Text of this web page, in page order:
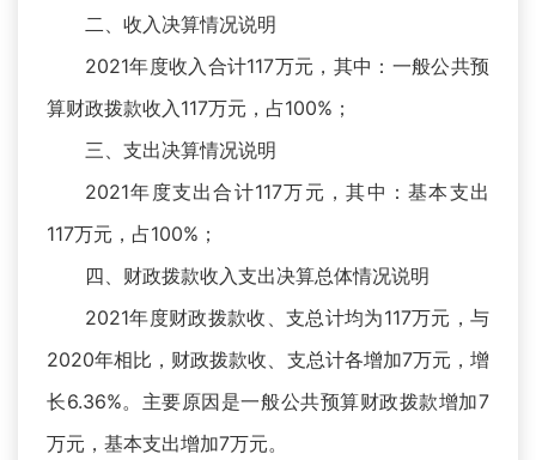
二、收入决算情况说明
2021年度收入合计117万元，其中：一般公共预
算财政拨款收入117万元，占100%；
三、支出决算情况说明
2021年度支出合计117万元，其中：基本支出
117万元，占100%；
四、财政拨款收入支出决算总体情况说明
2021年度财政拨款收、支总计均为117万元，与
2020年相比，财政拨款收、支总计各增加7万元，增
长6.36%。主要原因是一般公共预算财政拨款增加7
万元，基本支出增加7万元。